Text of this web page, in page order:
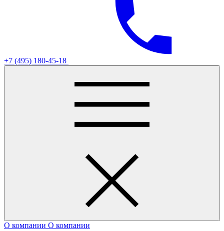
+7 (495) 180-45-18
О компании О компании